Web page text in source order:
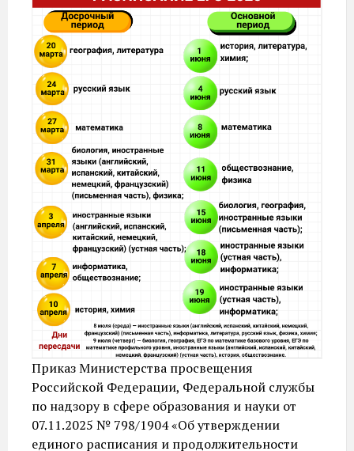
Приказ Министерства просвещения
Российской Федерации, Федеральной службы
по надзору в сфере образования и науки от
07.11.2025 № 798/1904 «Об утверждении
единого расписания и продолжительности